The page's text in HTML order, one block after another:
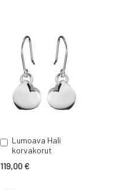
Lumoava Hali
korvakorut
119,00 €
Lisää
ostoskoriin